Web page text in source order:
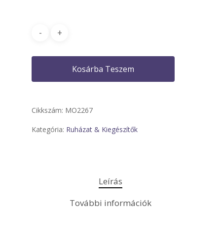
Kosárba Teszem
Cikkszám: MO2267
Kategória: Ruházat & Kiegészítők
Leírás
További információk